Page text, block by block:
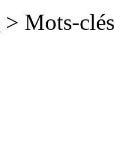
> Mots-